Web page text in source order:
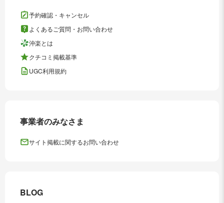
予約確認・キャンセル
よくあるご質問・お問い合わせ
沖楽とは
クチコミ掲載基準
UGC利用規約
事業者のみなさま
サイト掲載に関するお問い合わせ
BLOG